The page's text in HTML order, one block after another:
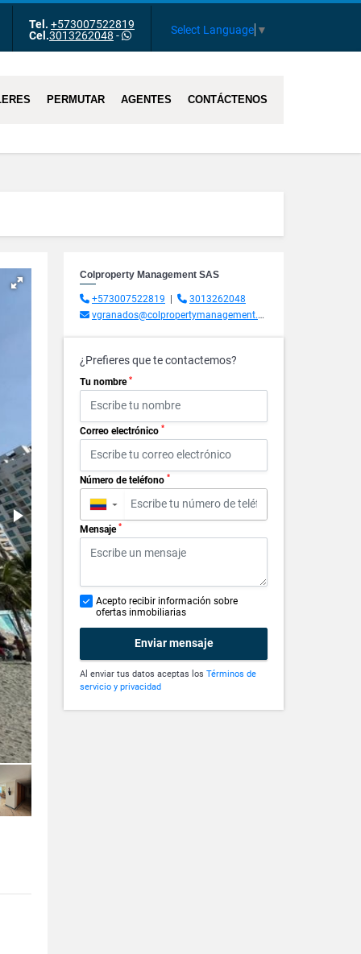
Tel. +573007522819
Cel.3013262048 - Select Language ▼
PERMUTAR AGENTES CONTÁCTENOS
Colproperty Management SAS
+573007522819
3013262048
vgranados@colpropertymanagement.com.co
¿Prefieres que te contactemos?
Tu nombre *
Correo electrónico *
Número de teléfono *
▼
Mensaje *
Acepto recibir información sobre
ofertas inmobiliarias
Enviar mensaje
Al enviar tus datos aceptas los Términos de
servicio y privacidad